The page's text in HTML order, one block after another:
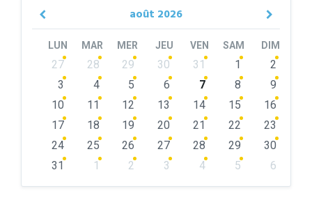
août 2026
Previous
LUN MAR MER JEU VEN SAM DIM
Skip
calendar
27 28 29 30 31 1
2
3
4 5 6 7 8
9
10
11 12 13 14 15
16
17
18 19 20 21 22
23
24
25 26 27 28 29
30
31
1 2 3 4 5
6